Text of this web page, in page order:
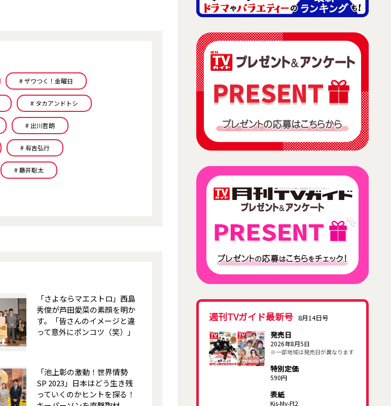
# ザワつく！金曜日
# タカアンドトシ
# 出川哲朗
# 有吉弘行
# 藤井聡太
「さよならマエストロ」西島
秀俊が芦田愛菜の素顔を明か
す。「皆さんのイメージと違
って意外にポンコツ（笑）」
「池上彰の激動！世界情勢
SP 2023」日本はどう生き残
っていくのかヒントを探る！
週刊TVガイド最新号 8月14日号
発売日
2026年8月5日
※一部地域は発売日が異なります
特別定価
590円
表紙
Kis-My-Ft2